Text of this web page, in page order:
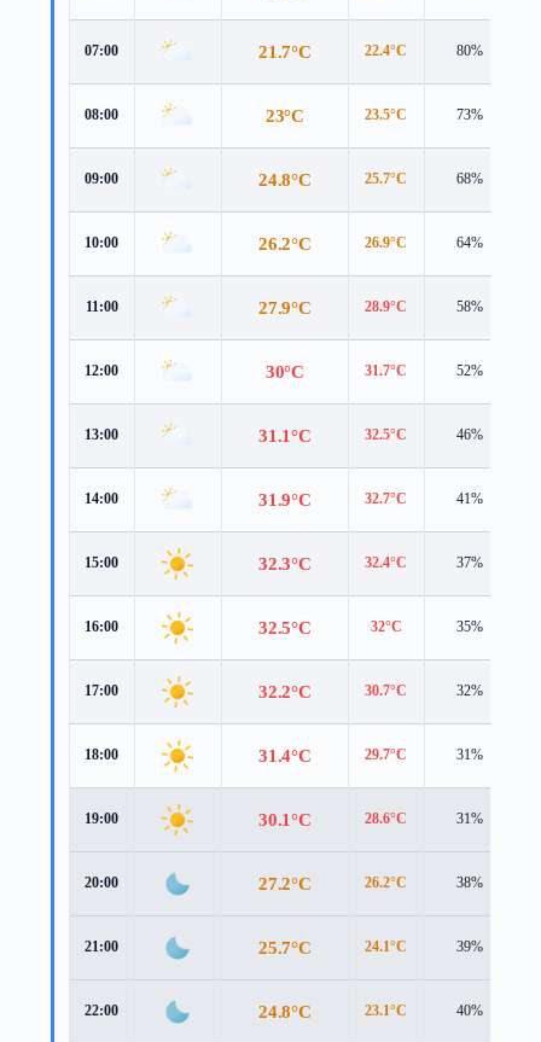
07:00 21.7°C 22.4°C 80%
08:00 23°C 23.5°C 73%
09:00 24.8°C 25.7°C 68%
10:00 26.2°C 26.9°C 64%
11:00 27.9°C 28.9°C 58%
12:00 30°C 31.7°C 52%
13:00 31.1°C 32.5°C 46%
14:00 31.9°C 32.7°C 41%
15:00 32.3°C 32.4°C 37%
16:00 32.5°C 32°C 35%
17:00 32.2°C 30.7°C 32%
18:00 31.4°C 29.7°C 31%
19:00 30.1°C 28.6°C 31%
20:00 27.2°C 26.2°C 38%
21:00 25.7°C 24.1°C 39%
22:00 24.8°C 23.1°C 40%